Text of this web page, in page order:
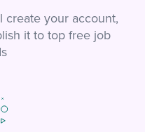
create your account,
it to top free job